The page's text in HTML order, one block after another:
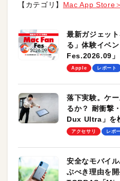
【カテゴリ】 Mac App Store
最新ガジェッ
る」体験イベ
Fes.2026.09」
します！
Apple レポート
落下実験。ケ
るか？ 耐衝撃
Dux Ultra」を
のモバイルユ
アクセサリ レポ
安全なモバイ
ぶべき理由を開